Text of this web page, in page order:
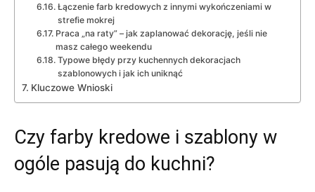
Łączenie farb kredowych z innymi wykończeniami w
strefie mokrej
Praca „na raty” – jak zaplanować dekorację, jeśli nie
masz całego weekendu
Typowe błędy przy kuchennych dekoracjach
szablonowych i jak ich uniknąć
Kluczowe Wnioski
Czy farby kredowe i szablony w
ogóle pasują do kuchni?